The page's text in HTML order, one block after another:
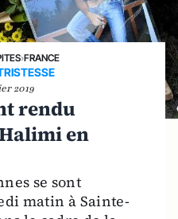
›FRANCE
2019
rendu
en
se sont
matin à Sainte-